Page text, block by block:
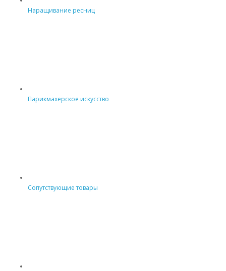
Наращивание ресниц
Парикмахерское искусство
Сопутствующие товары